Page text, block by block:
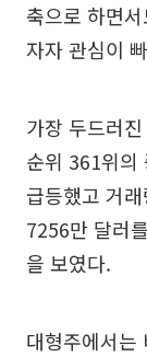
축으로 하면
자자 관심이
가장 두드러
순위 361위의
급등했고 거
7256만 달러
을 보였다.
대형주에서는